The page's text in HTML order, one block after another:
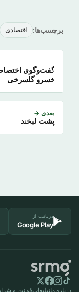
برچسب‌ها: اقتصادی
گفت‌وگوی
خسرو گلسرخی
بعدی →
پشت لبخند
دریافت از
Google Play
درباره ماتبلیغاتقوانین و